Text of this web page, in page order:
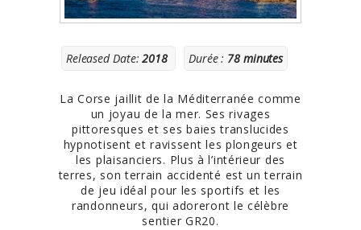
Released Date: 2018 Durée : 78 minutes
La Corse jaillit de la Méditerranée comme
un joyau de la mer. Ses rivages
pittoresques et ses baies translucides
hypnotisent et ravissent les plongeurs et
les plaisanciers. Plus à l’intérieur des
terres, son terrain accidenté est un terrain
de jeu idéal pour les sportifs et les
randonneurs, qui adoreront le célèbre
sentier GR20.